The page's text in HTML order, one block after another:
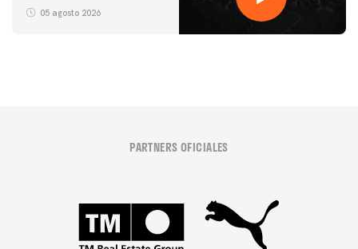
05 agosto 2026
PARTNERS OFICIALES